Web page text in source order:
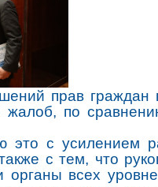
прав граждан
жалоб, по
это с усилением
с тем, что
всех